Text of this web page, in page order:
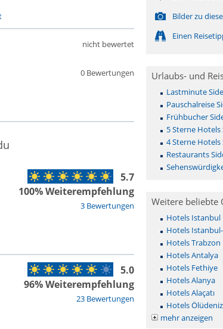
0 Bewertungen
nicht bewertet
3 Bewertungen
5.7
100% Weiterempfehlung
23 Bewertungen
5.0
96% Weiterempfehlung
Bilder zu
Einen
Urlaubs- und
Lastminute
Pauschalreise
Frühbucher
5 Sterne
4 Sterne Hotels
Restaurants
Weitere beliebte
Hotels Istanbul
Hotels
Hotels Trabzon
Hotels Antalya
Hotels Fethiye
Hotels Alanya
Hotels Alaçatı
Hotels Ölüdeniz
mehr anzeigen